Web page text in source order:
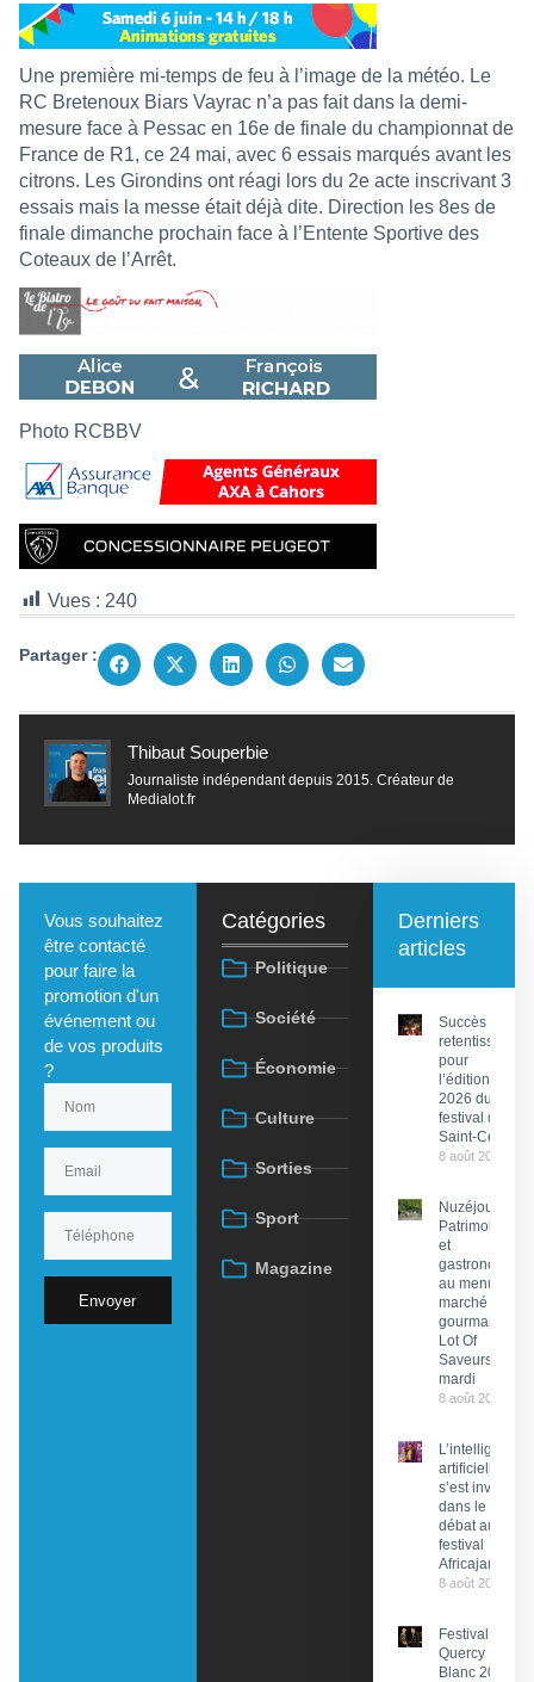
Une première mi-temps de feu à l’image de la météo. Le
RC Bretenoux Biars Vayrac n’a pas fait dans la demi-
mesure face à Pessac en 16e de finale du championnat de
France de R1, ce 24 mai, avec 6 essais marqués avant les
citrons. Les Girondins ont réagi lors du 2e acte inscrivant 3
essais mais la messe était déjà dite. Direction les 8es de
finale dimanche prochain face à l’Entente Sportive des
Coteaux de l’Arrêt.
Photo RCBBV
Vues : 240
Partager :
Thibaut Souperbie
Journaliste indépendant depuis 2015. Créateur de
Medialot.fr
Vous souhaitez
être contacté
pour faire la
promotion d'un
événement ou
de vos produits
?
Envoyer
Catégories
Politique
Société
Économie
Culture
Sorties
Sport
Magazine
Derniers
articles
Succès
retentissant
pour
l’édition
2026 du
festival de
Saint-Céré
8 août 2026
Nuzéjouls :
Patrimoine
et
gastronomie
au menu du
marché
gourmand
Lot Of
Saveurs ce
mardi
8 août 2026
L’intelligence
artificielle
s’est invitée
dans le
débat au
festival
Africajarc
8 août 2026
Festival du
Quercy
Blanc 2026